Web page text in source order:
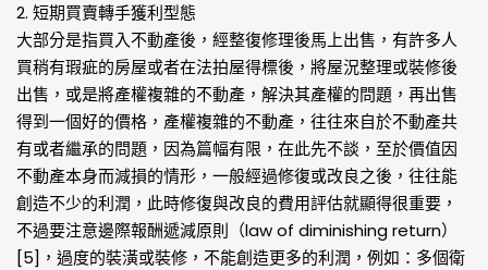
2. 短期買賣轉手獲利型態
大部分是指買入不動產後，經整復修理後馬上出售，有許多人
買稍有瑕疵的房屋或者在法拍屋得標後，將屋況整理或裝修後
出售，或是將產權複雜的不動產，解決其產權的問題，再出售
得到一個好的價格，產權複雜的不動產，往往來自於不動產共
有或者繼承的問題，因為篇幅有限，在此先不談，至於價值因
不動產本身而減損的情形，一般經過修復或改良之後，往往能
創造不少的利潤，此時修復與改良的費用評估就顯得很重要，
不過要注意邊際報酬遞減原則（law of diminishing return）
[5]，過度的裝潢或裝修，不能創造更多的利潤，例如：多個衛